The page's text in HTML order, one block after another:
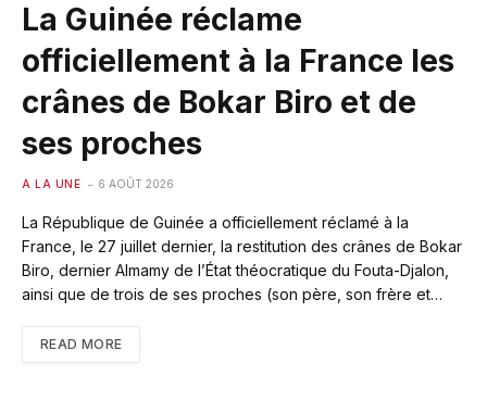
La Guinée réclame
officiellement à la France les
crânes de Bokar Biro et de
ses proches
A LA UNE 6 AOÛT 2026
La République de Guinée a officiellement réclamé à la
France, le 27 juillet dernier, la restitution des crânes de Bokar
Biro, dernier Almamy de l’État théocratique du Fouta-Djalon,
ainsi que de trois de ses proches (son père, son frère et…
READ MORE